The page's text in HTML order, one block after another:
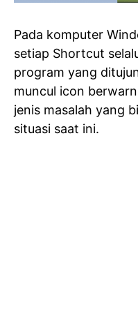
Pada komputer
setiap Shortcut
program yang
muncul icon
jenis masalah yang
situasi saat ini.